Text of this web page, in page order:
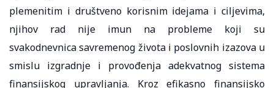
plemenitim i društveno korisnim idejama i ciljevima,
njihov rad nije imun na probleme koji su
svakodnevnica savremenog života i poslovnih izazova u
smislu izgradnje i provođenja adekvatnog sistema
finansijskog upravljanja. Kroz efikasno finansijsko